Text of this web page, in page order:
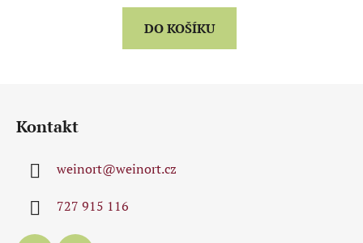
DO KOŠÍKU
Kontakt
weinort@weinort.cz
727 915 116